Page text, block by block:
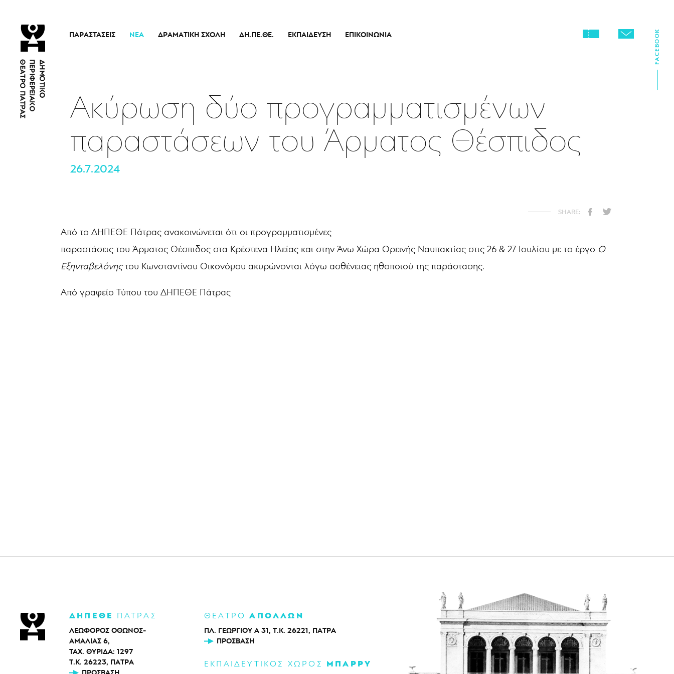
ΠΑΡΑΣΤΆΣΕΙΣ
Εισιτήρια
ΝΈΑ ΔΡΑΜΑΤΙΚΉ ΣΧΟΛΉ
Νέα
ΔΗ.ΠΕ.ΘΕ.
Οικονομικά Στοιχεία
Αποφάσεις Δ.Σ.
Καλλιτεχνικός Διευθυντής
Ποιοί Είμαστε
ΕΚΠΑΊΔΕΥΣΗ ΕΠΙΚΟΙΝΩΝΊΑ
FACEBOOK
Ακύρωση δύο προγραμματισμένων
παραστάσεων του Άρματος Θέσπιδος
26.7.2024
Από το ΔΗΠΕΘΕ Πάτρας ανακοινώνεται ότι οι προγραμματισμένες
παραστάσεις του Άρματος Θέσπιδος στα Κρέστενα Ηλείας και στην Άνω Χώρα Ορεινής Ναυπακτίας στις 26 & 27 Ιουλίου με το έργο Ο
Εξηνταβελόνηςτου Κωνσταντίνου Οικονόμου ακυρώνονται λόγω ασθένειας ηθοποιού της παράστασης.
Από γραφείο Τύπου του ΔΗΠΕΘΕ Πάτρας
ΔΗΠΕΘΕ ΠΑΤΡΑΣ
ΛΕΩΦΟΡΟΣ ΟΘΩΝΟΣ-
ΑΜΑΛΙΑΣ 6,
ΤΑΧ. ΘΥΡΙΔΑ: 1297
Τ.Κ. 26223, ΠΑΤΡΑ
ΘΕΑΤΡΟΑΠΟΛΛΩΝ
ΠΛ. ΓΕΩΡΓΙΟΥ Α 31, Τ.Κ. 26221, ΠΑΤΡΑ
ΠΡΌΣΒΑΣΗ
ΕΚΠΑΙΔΕΥΤΙΚΟΣ ΧΩΡΟΣ ΜΠΑΡΡΥ